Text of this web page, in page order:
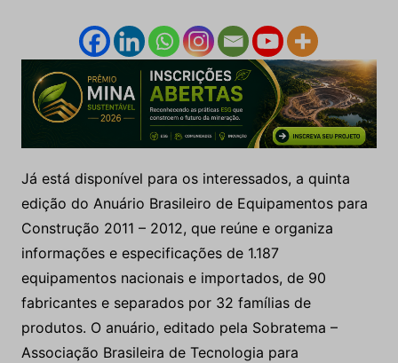
Já está disponível para os interessados, a quinta
edição do Anuário Brasileiro de Equipamentos para
Construção 2011 – 2012, que reúne e organiza
informações e especificações de 1.187
equipamentos nacionais e importados, de 90
fabricantes e separados por 32 famílias de
produtos. O anuário, editado pela Sobratema –
Associação Brasileira de Tecnologia para